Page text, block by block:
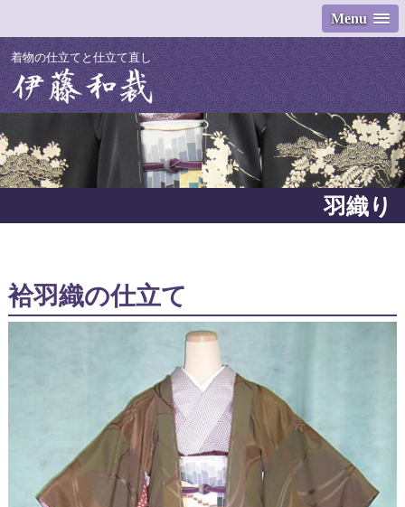
Menu
着物の仕立てと仕立て直し
羽織り
袷羽織の仕立て